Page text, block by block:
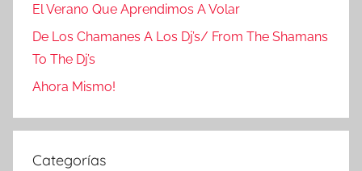
El Verano Que Aprendimos A Volar
De Los Chamanes A Los Dj’s/ From The Shamans
To The Dj’s
Ahora Mismo!
Categorías